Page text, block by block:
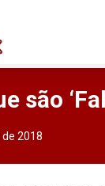
são
de 2018